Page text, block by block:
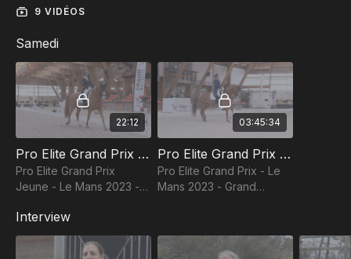
9 VIDÉOS
Samedi
22:12
Pro Elite Grand Prix Jeune - Le Mans 2023 - Grand National de Dressage
Pro Elite Grand Prix
Jeune - Le Mans 2023 -
Dressage
03:45:34
Pro Elite Grand Prix - Le Mans 2023 - Grand National de Dressage
Pro Elite Grand Prix - Le
Mans 2023 - Grand
Interview